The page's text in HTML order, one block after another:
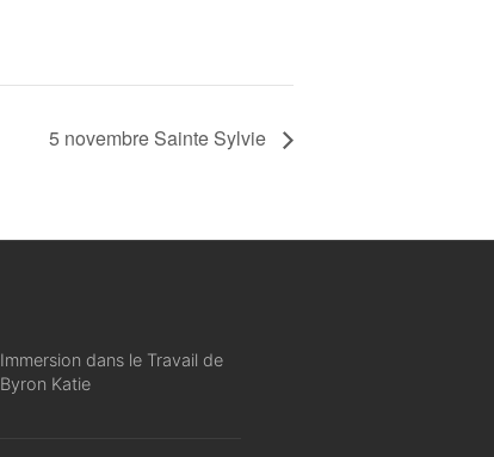
5 novembre Sainte Sylvie
Immersion dans le Travail de
Byron Katie